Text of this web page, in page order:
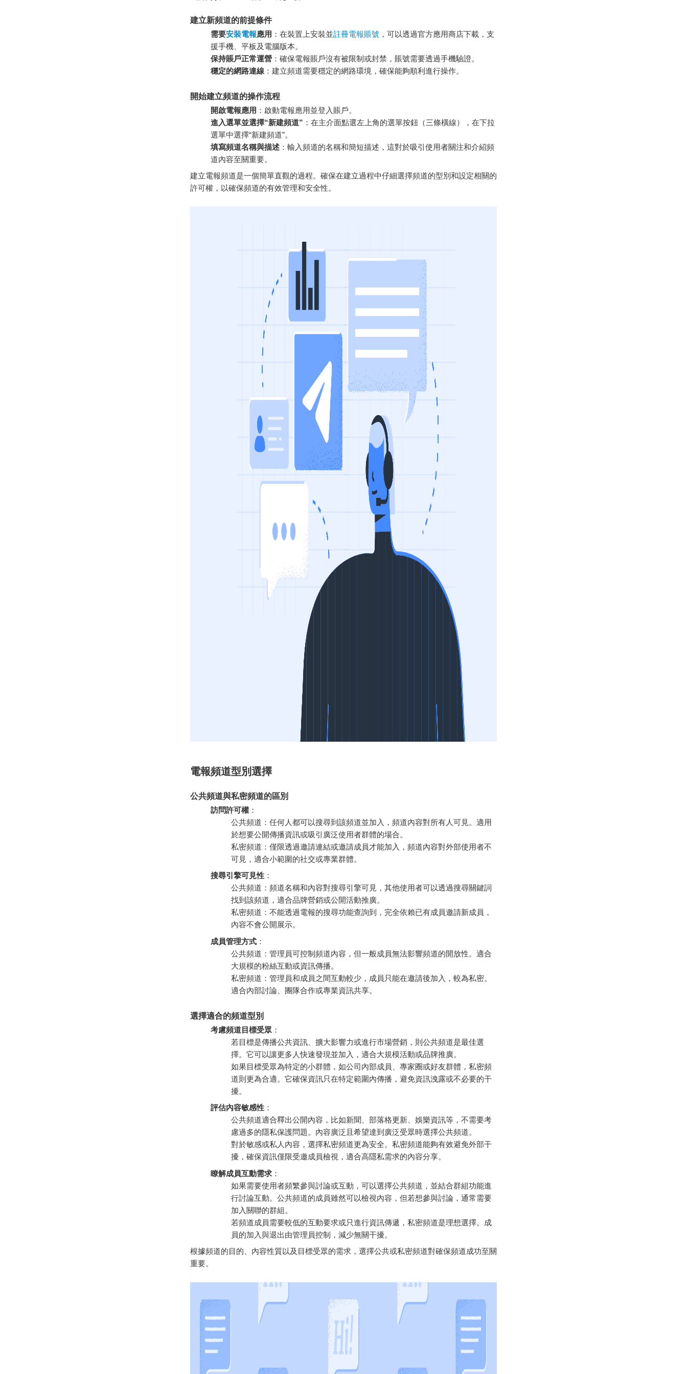
建立新頻道的前提條件
需要安裝電報應用 ：在裝置上安裝並註冊電報賬號 ，可以透過官方應用商店下載，支
援手機、平板及電腦版本。
保持賬戶正常運營 ：確保電報賬戶沒有被限制或封禁，賬號需要透過手機驗證。
穩定的網路連線 ：建立頻道需要穩定的網路環境，確保能夠順利進行操作。
開始建立頻道的操作流程
開啟電報應用 ：啟動電報應用並登入賬戶。
進入選單並選擇“新建頻道” ：在主介面點選左上角的選單按鈕（三條橫線），在下拉
選單中選擇“新建頻道”。
填寫頻道名稱與描述 ：輸入頻道的名稱和簡短描述，這對於吸引使用者關注和介紹頻
道內容至關重要。
建立電報頻道是一個簡單直觀的過程。確保在建立過程中仔細選擇頻道的型別和設定相關的
許可權，以確保頻道的有效管理和安全性。
電報頻道型別選擇
公共頻道與私密頻道的區別
訪問許可權 ：
公共頻道：任何人都可以搜尋到該頻道並加入，頻道內容對所有人可見。適用
於想要公開傳播資訊或吸引廣泛使用者群體的場合。
私密頻道：僅限透過邀請連結或邀請成員才能加入，頻道內容對外部使用者不
可見，適合小範圍的社交或專業群體。
搜尋引擎可見性 ：
公共頻道：頻道名稱和內容對搜尋引擎可見，其他使用者可以透過搜尋關鍵詞
找到該頻道，適合品牌營銷或公開活動推廣。
私密頻道：不能透過電報的搜尋功能查詢到，完全依賴已有成員邀請新成員，
內容不會公開展示。
成員管理方式 ：
公共頻道：管理員可控制頻道內容，但一般成員無法影響頻道的開放性。適合
大規模的粉絲互動或資訊傳播。
私密頻道：管理員和成員之間互動較少，成員只能在邀請後加入，較為私密。
適合內部討論、團隊合作或專業資訊共享。
選擇適合的頻道型別
考慮頻道目標受眾 ：
若目標是傳播公共資訊、擴大影響力或進行市場營銷，則公共頻道是最佳選
擇。它可以讓更多人快速發現並加入，適合大規模活動或品牌推廣。
如果目標受眾為特定的小群體，如公司內部成員、專家圈或好友群體，私密頻
道則更為合適。它確保資訊只在特定範圍內傳播，避免資訊洩露或不必要的干
擾。
評估內容敏感性 ：
公共頻道適合釋出公開內容，比如新聞、部落格更新、娛樂資訊等，不需要考
慮過多的隱私保護問題。內容廣泛且希望達到廣泛受眾時選擇公共頻道。
對於敏感或私人內容，選擇私密頻道更為安全。私密頻道能夠有效避免外部干
擾，確保資訊僅限受邀成員檢視，適合高隱私需求的內容分享。
瞭解成員互動需求 ：
如果需要使用者頻繁參與討論或互動，可以選擇公共頻道，並結合群組功能進
行討論互動。公共頻道的成員雖然可以檢視內容，但若想參與討論，通常需要
加入關聯的群組。
若頻道成員需要較低的互動要求或只進行資訊傳遞，私密頻道是理想選擇。成
員的加入與退出由管理員控制，減少無關干擾。
根據頻道的目的、內容性質以及目標受眾的需求，選擇公共或私密頻道對確保頻道成功至關
重要。